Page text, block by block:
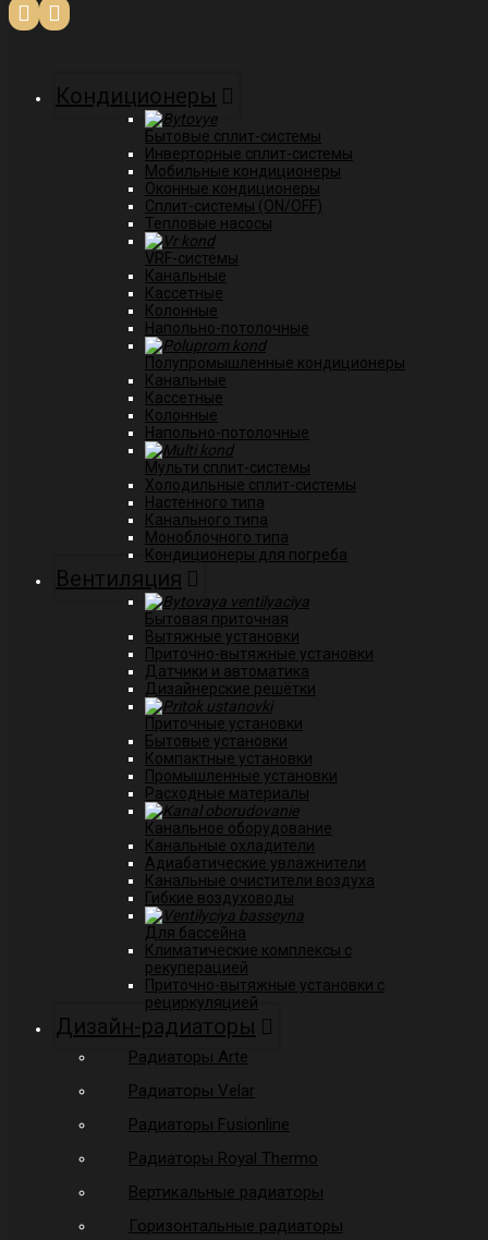
Кондиционеры
Бытовые сплит-системы
Инверторные сплит-системы
Мобильные кондиционеры
Оконные кондиционеры
Сплит-системы (ON/OFF)
Тепловые насосы
VRF-системы
Канальные
Касcетные
Колонные
Напольно-потолочные
Полупромышленные кондиционеры
Канальные
Кассетные
Колонные
Напольно-потолочные
Мульти сплит-системы
Холодильные сплит-системы
Настенного типа
Канального типа
Моноблочного типа
Кондиционеры для погреба
Вентиляция
Бытовая приточная
Вытяжные установки
Приточно-вытяжные установки
Датчики и автоматика
Дизайнерские решётки
Приточные установки
Бытовые установки
Компактные установки
Промышленные установки
Расходные материалы
Канальное оборудование
Канальные охладители
Адиабатические увлажнители
Канальные очистители воздуха
Гибкие воздуховоды
Для бассейна
Климатические комплексы с
рекуперацией
Приточно-вытяжные установки с
рециркуляцией
Дизайн-радиаторы
Радиаторы Arte
Радиаторы Velar
Радиаторы Fusionline
Радиаторы Royal Thermo
Вертикальные радиаторы
Горизонтальные радиаторы